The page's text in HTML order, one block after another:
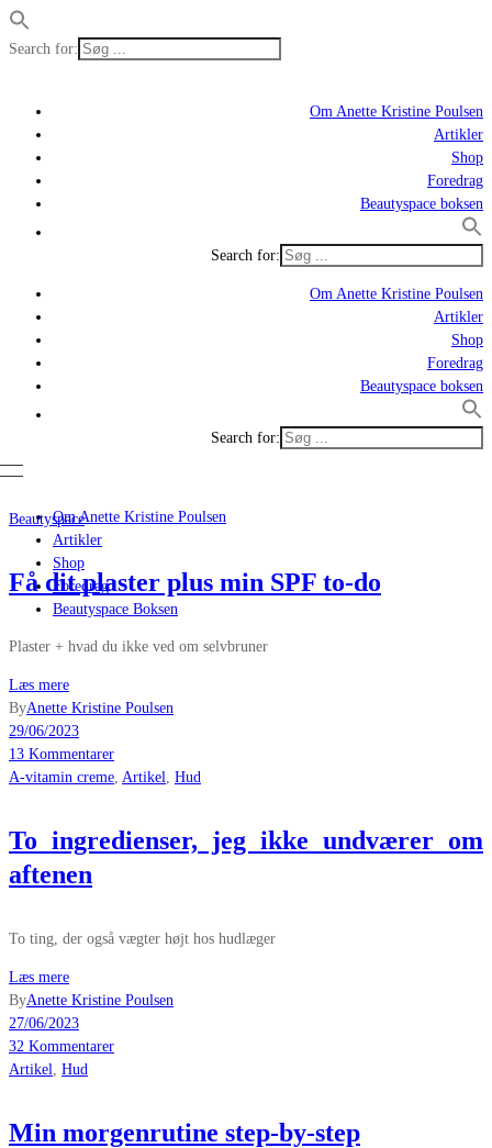
Search for:
Om Anette Kristine Poulsen
Artikler
Shop
Foredrag
Beautyspace boksen
Search for:
Om Anette Kristine Poulsen
Artikler
Shop
Foredrag
Beautyspace boksen
Search for:
Om Anette Kristine Poulsen
Artikler
Shop
Foredrag
Beautyspace Boksen
Beautyspace
Få dit plaster plus min SPF to-do
Plaster + hvad du ikke ved om selvbruner
Læs mere
ByAnette Kristine Poulsen
29/06/2023
13 Kommentarer
A-vitamin creme Artikel Hud
To ingredienser, jeg ikke undværer om
aftenen
To ting, der også vægter højt hos hudlæger
Læs mere
ByAnette Kristine Poulsen
27/06/2023
32 Kommentarer
Artikel Hud
Min morgenrutine step-by-step